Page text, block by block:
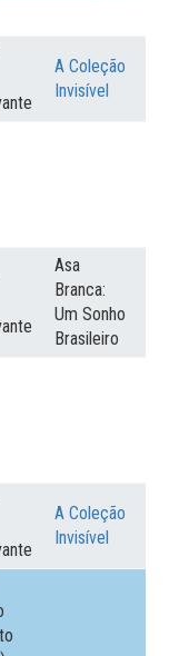
A Coleção
Invisível
Asa
Branca:
Um Sonho
Brasileiro
A Coleção
Invisível